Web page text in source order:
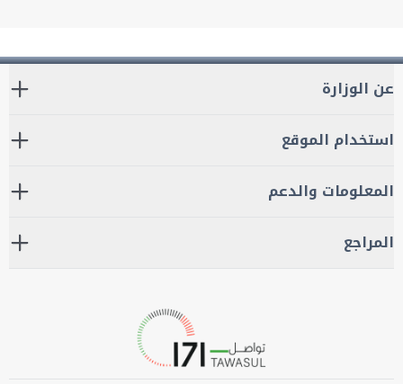
عن الوزارة
استخدام الموقع
المعلومات والدعم
المراجع